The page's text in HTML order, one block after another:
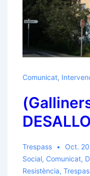
Comunicat,
Trespass Oct.
Social, Comunicat,
Resistència,